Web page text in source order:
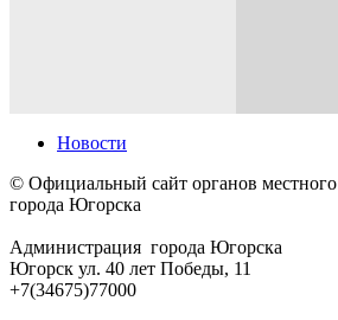
Новости
© Официальный сайт органов
города Югорска
Администрация города Югорска
Югорск ул. 40 лет Победы, 11
+7(34675)77000